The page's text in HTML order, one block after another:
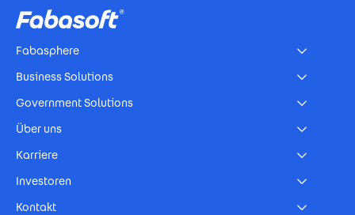
Fabasphere
Business Solutions
Government Solutions
Über uns
Karriere
Investoren
Kontakt